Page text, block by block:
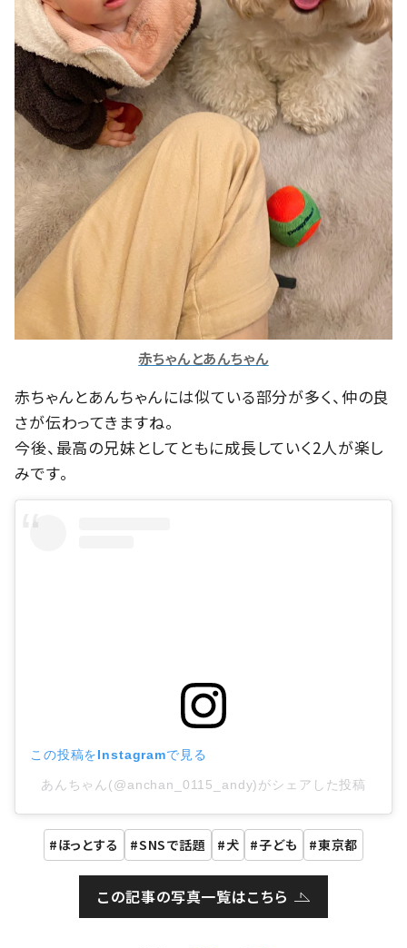
赤ちゃんとあんちゃん
赤ちゃんとあんちゃんには似ている部分が多く、仲の良
さが伝わってきますね。
今後、最高の兄妹としてともに成長していく2人が楽し
みです。
この投稿をInstagramで見る
あんちゃん(@anchan_0115_andy)がシェアした投稿
ほっとする SNSで話題 犬 子ども 東京都
この記事の写真一覧はこちら